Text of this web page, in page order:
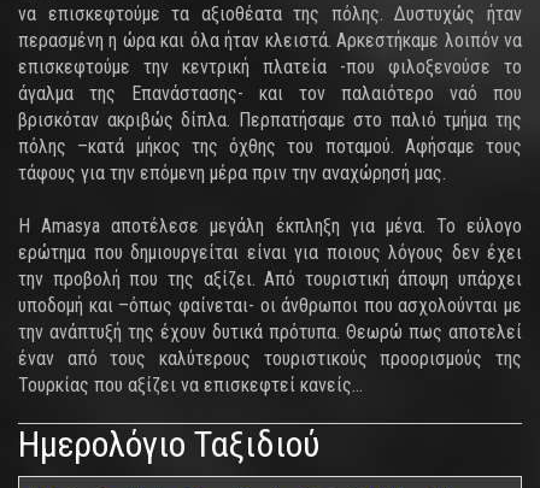
να επισκεφτούμε τα αξιοθέατα της πόλης. Δυστυχώς ήταν
περασμένη η ώρα και όλα ήταν κλειστά. Αρκεστήκαμε λοιπόν να
επισκεφτούμε την κεντρική πλατεία -που φιλοξενούσε το
άγαλμα της Επανάστασης- και τον παλαιότερο ναό που
βρισκόταν ακριβώς δίπλα. Περπατήσαμε στο παλιό τμήμα της
πόλης –κατά μήκος της όχθης του ποταμού. Αφήσαμε τους
τάφους για την επόμενη μέρα πριν την αναχώρησή μας.
Η Amasya αποτέλεσε μεγάλη έκπληξη για μένα. Το εύλογο
ερώτημα που δημιουργείται είναι για ποιους λόγους δεν έχει
την προβολή που της αξίζει. Από τουριστική άποψη υπάρχει
υποδομή και –όπως φαίνεται- οι άνθρωποι που ασχολούνται με
την ανάπτυξή της έχουν δυτικά πρότυπα. Θεωρώ πως αποτελεί
έναν από τους καλύτερους τουριστικούς προορισμούς της
Τουρκίας που αξίζει να επισκεφτεί κανείς...
Ημερολόγιο Ταξιδιού